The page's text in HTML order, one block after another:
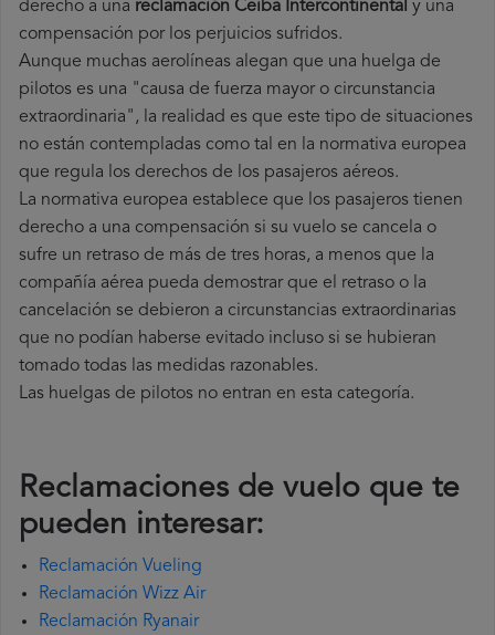
derecho a una reclamación Ceiba Intercontinental y una
compensación por los perjuicios sufridos.
Aunque muchas aerolíneas alegan que una huelga de
pilotos es una "causa de fuerza mayor o circunstancia
extraordinaria", la realidad es que este tipo de situaciones
no están contempladas como tal en la normativa europea
que regula los derechos de los pasajeros aéreos.
La normativa europea establece que los pasajeros tienen
derecho a una compensación si su vuelo se cancela o
sufre un retraso de más de tres horas, a menos que la
compañía aérea pueda demostrar que el retraso o la
cancelación se debieron a circunstancias extraordinarias
que no podían haberse evitado incluso si se hubieran
tomado todas las medidas razonables.
Las huelgas de pilotos no entran en esta categoría.
Reclamaciones de vuelo que te
pueden interesar:
Reclamación Vueling
Reclamación Wizz Air
Reclamación Ryanair